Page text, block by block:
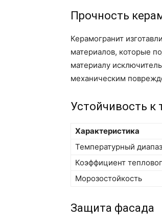
Прочность
Керамогранит
материалов, которые
материалу
механическим
Устойчивость
Характеристика
Температурный
Коэффициент
Морозостойкость
Защита фасада